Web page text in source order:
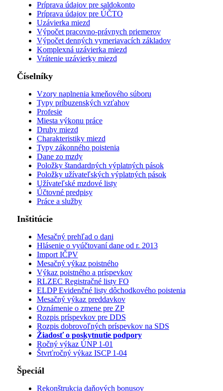
Príprava údajov pre saldokonto
Príprava údajov pre ÚČTO
Uzávierka miezd
Výpočet pracovno-právnych priemerov
Výpočet denných vymeriavacích základov
Komplexná uzávierka miezd
Vrátenie uzávierky miezd
Číselníky
Vzory naplnenia kmeňového súboru
Typy príbuzenských vzťahov
Profesie
Miesta výkonu práce
Druhy miezd
Charakteristiky miezd
Typy zákonného poistenia
Dane zo mzdy
Položky štandardných výplatných pások
Položky užívateľských výplatných pások
Užívateľské mzdové listy
Účtovné predpisy
Práce a služby
Inštitúcie
Mesačný prehľad o dani
Hlásenie o vyúčtovaní dane od r. 2013
Import IČPV
Mesačný výkaz poistného
Výkaz poistného a príspevkov
RLZEC Registračné listy FO
ELDP Evidenčné listy dôchodkového poistenia
Mesačný výkaz preddavkov
Oznámenie o zmene pre ZP
Rozpis príspevkov pre DDS
Rozpis dobrovoľných príspevkov na SDS
Žiadosť o poskytnutie podpory
Ročný výkaz ÚNP 1-01
Štvrťročný výkaz ISCP 1-04
Špeciál
Rekonštrukcia daňových bonusov